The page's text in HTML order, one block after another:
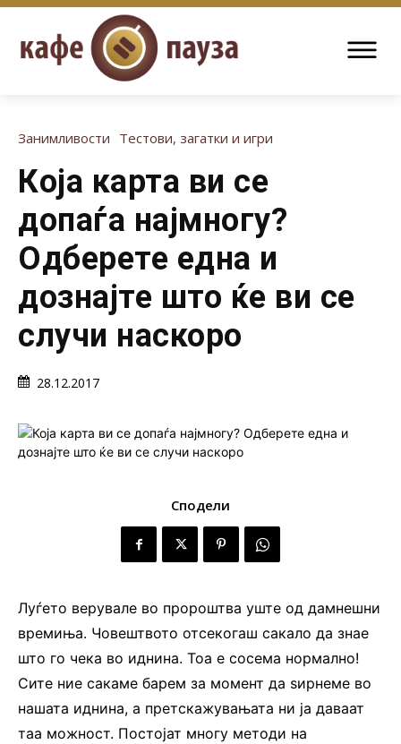
Занимливости Тестови, загатки и игри
Која карта ви се
допаѓа најмногу?
Одберете една и
дознајте што ќе ви се
случи наскоро
28.12.2017
Сподели
Луѓето верувале во пророштва уште од дамнешни
времиња. Човештвото отсекогаш сакало да знае
што го чека во иднина. Тоа е сосема нормално!
Сите ние сакаме барем за момент да ѕирнеме во
нашата иднина, а претскажувањата ни ја даваат
таа можност. Постојат многу методи на